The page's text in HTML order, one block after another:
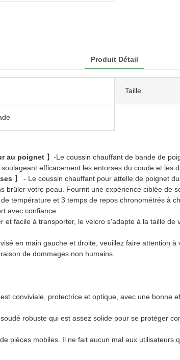
Produit Détail
Taille
au poignet 】-Le coussin chauffant de bande de
efficacement les entorses du coude et les
】 - Le coussin chauffant pour attelle de poignet
brûler votre peau. Fournit une expérience ciblée de
température et 3 temps de repos chronométrés à
avec confiance.
et facile à transporter, le velcro s'adapte à la taille
en main gauche et droite, veuillez faire attention
de dommages non humains.
conviviale, protectrice et optique, avec une bonne
robuste qui est assez solide pour se protéger
pièces mobiles. Il ne fait aucun mal aux utilisateurs